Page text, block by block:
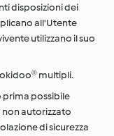
disposizioni dei
all'Utente
utilizzano il suo
multipli.
prima possibile
non autorizzato
di sicurezza